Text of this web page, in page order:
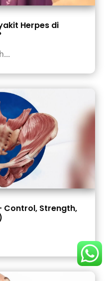
Herpes di
Control, Strength,